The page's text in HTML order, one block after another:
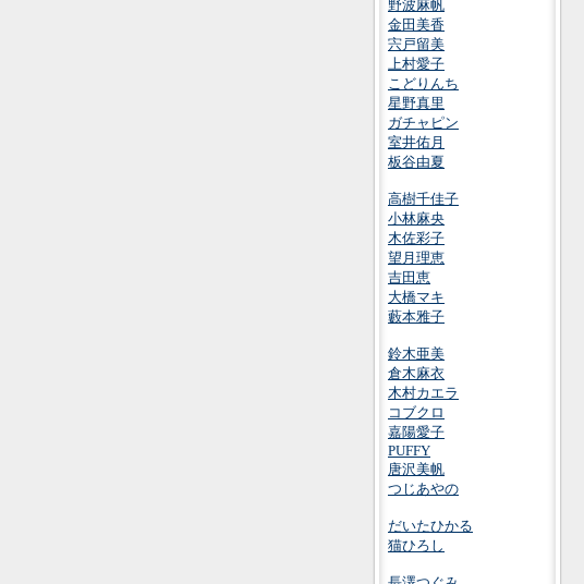
野波麻帆
金田美香
宍戸留美
上村愛子
こどりんち
星野真里
ガチャピン
室井佑月
板谷由夏
高樹千佳子
小林麻央
木佐彩子
望月理恵
吉田恵
大橋マキ
藪本雅子
鈴木亜美
倉木麻衣
木村カエラ
コブクロ
嘉陽愛子
PUFFY
唐沢美帆
つじあやの
だいたひかる
猫ひろし